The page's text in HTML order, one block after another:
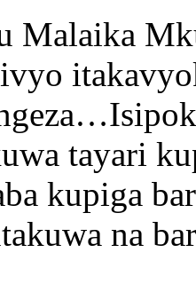
Malaika
tayari
kupiga
na